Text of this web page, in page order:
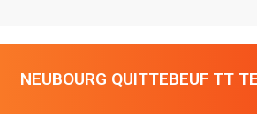
NEUBOURG QUITTEBEUF TT